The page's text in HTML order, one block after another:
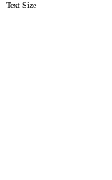
Text Size